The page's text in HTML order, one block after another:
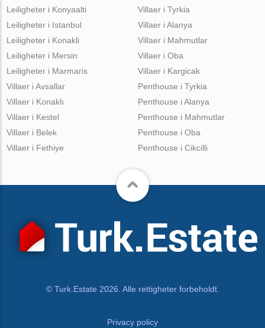
Leiligheter i Konyaalti
Leiligheter i Istanbul
Leiligheter i Konakli
Leiligheter i Mersin
Leiligheter i Marmaris
Villaer i Tyrkia
Villaer i Alanya
Villaer i Mahmutlar
Villaer i Oba
Villaer i Kargicak
Villaer i Avsallar
Villaer i Konaklı
Villaer i Kestel
Villaer i Belek
Villaer i Fethiye
Penthouse i Tyrkia
Penthouse i Alanya
Penthouse i Mahmutlar
Penthouse i Oba
Penthouse i Cikcilli
© Turk.Estate 2026. Alle rettigheter forbeholdt.
Privacy policy